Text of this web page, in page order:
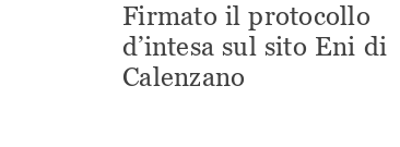
Firmato il protocollo
d’intesa sul sito Eni di
Calenzano